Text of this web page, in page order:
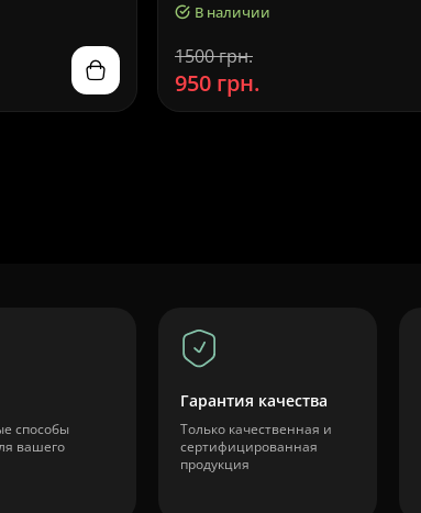
В наличии
1500 грн.
950 грн.
способы
вашего
Гарантия качества
Только качественная и
сертифицированная
продукция